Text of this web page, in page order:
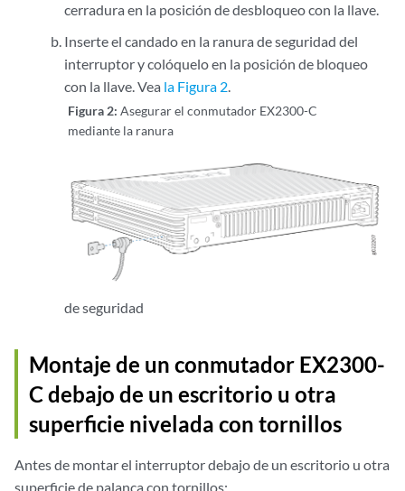
cerradura en la posición de desbloqueo con la llave.
Inserte el candado en la ranura de seguridad del
interruptor y colóquelo en la posición de bloqueo
con la llave. Vea la Figura 2.
Figura 2: Asegurar el conmutador EX2300-C
mediante la ranura
de seguridad
Montaje de un conmutador EX2300-
C debajo de un escritorio u otra
superficie nivelada con tornillos
Antes de montar el interruptor debajo de un escritorio u otra
superficie de palanca con tornillos: